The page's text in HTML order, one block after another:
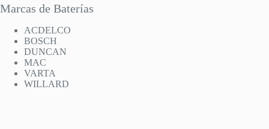
Marcas de Baterías
ACDELCO
BOSCH
DUNCAN
MAC
VARTA
WILLARD